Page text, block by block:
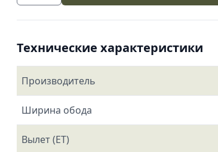
Технические характеристики
Производитель
Ширина обода
Вылет (ET)